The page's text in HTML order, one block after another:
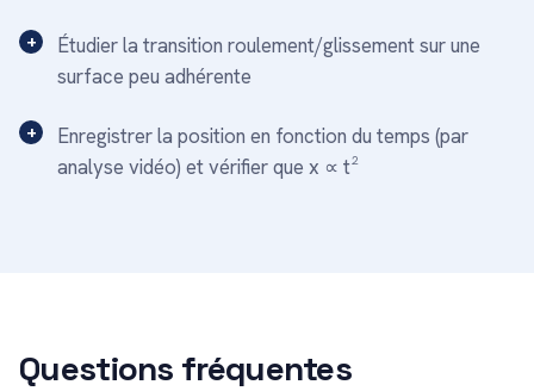
Étudier la transition roulement/glissement sur une
surface peu adhérente
Enregistrer la position en fonction du temps (par
analyse vidéo) et vérifier que x ∝ t²
Questions fréquentes